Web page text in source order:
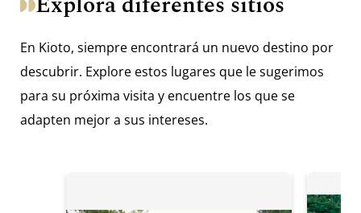
En Kioto, siempre encontrará un nuevo destino por
descubrir. Explore estos lugares que le sugerimos
para su próxima visita y encuentre los que se
adapten mejor a sus intereses.